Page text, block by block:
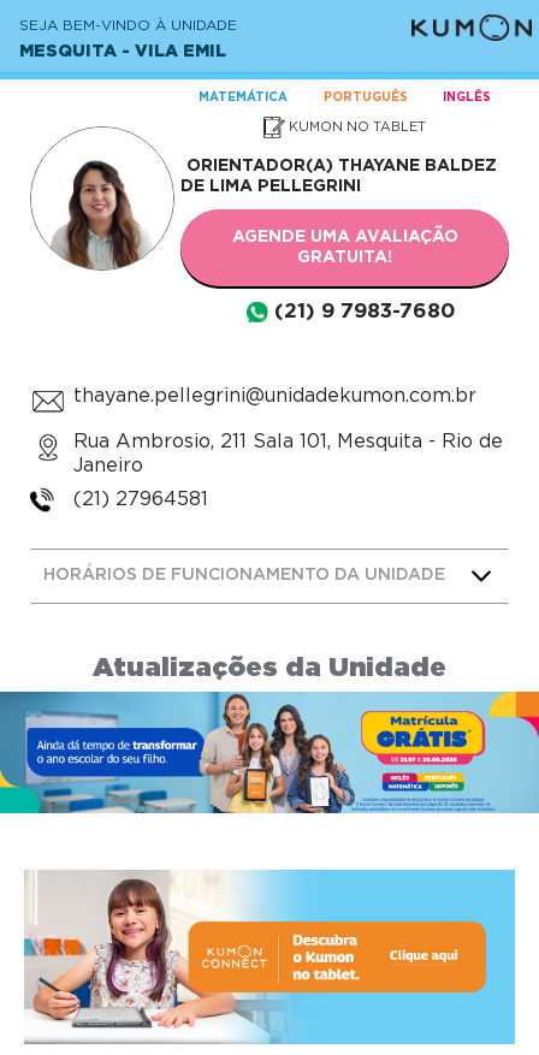
SEJA BEM-VINDO À UNIDADE
MESQUITA - VILA EMIL
MATEMÁTICA PORTUGUÊS INGLÊS
KUMON NO TABLET
ORIENTADOR(A) THAYANE BALDEZ
DE LIMA PELLEGRINI
AGENDE UMA AVALIAÇÃO
GRATUITA!
(21) 9 7983-7680
thayane.pellegrini@unidadekumon.com.br
Rua Ambrosio, 211 Sala 101, Mesquita - Rio de
Janeiro
(21) 27964581
HORÁRIOS DE FUNCIONAMENTO DA UNIDADE
Atualizações da Unidade